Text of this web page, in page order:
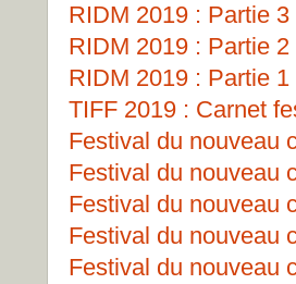
RIDM 2019 : Partie 3
RIDM 2019 : Partie 2
RIDM 2019 : Partie 1
TIFF 2019 : Carnet
Festival du nouveau
Festival du nouveau
Festival du nouveau
Festival du nouveau
Festival du nouveau